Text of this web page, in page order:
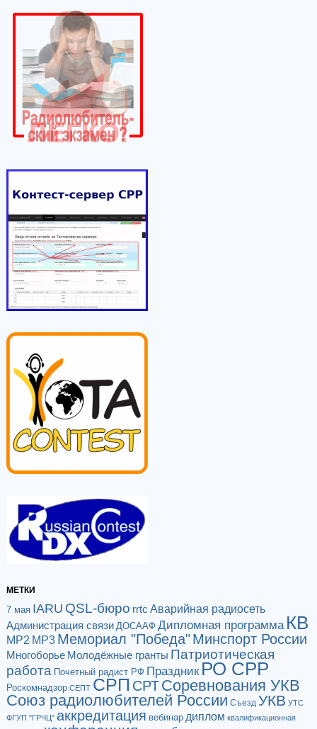
МЕТКИ
7 мая IARU QSL-бюро rrtc Аварийная радиосеть
Администрация связи ДОСААФ Дипломная программа КВ
МР2 МР3 Мемориал "Победа"Минспорт России
Многоборье Молодёжные гранты Патриотическая
работа Почетный радист РФ Праздник РО СРР
Роскомнадзор СЕПТ СРП СРТСоревнования УКВ
Союз радиолюбителей России Съезд УКВ УТС
ФГУП "ГРЧЦ" аккредитация вебинар диплом квалификационная